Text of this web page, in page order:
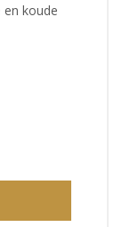
en koude